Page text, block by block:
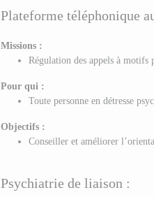
Plateforme téléphonique
Missions :
Régulation des appels à motifs
Pour qui :
Toute personne en détresse
Objectifs :
Conseiller et améliorer
Psychiatrie de liaison :